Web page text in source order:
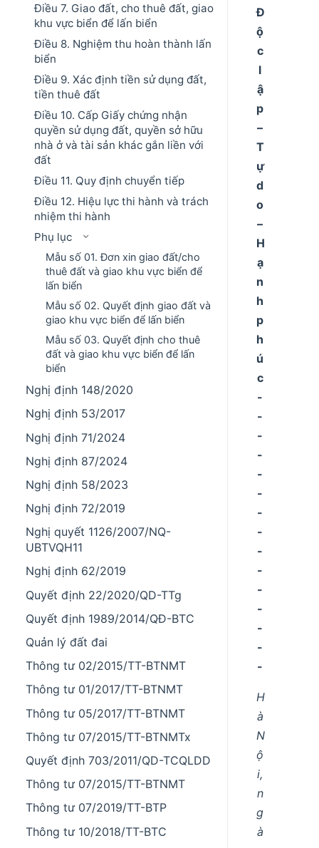
Điều 7. Giao đất, cho thuê đất, giao
khu vực biển để lấn biển
Điều 8. Nghiệm thu hoàn thành lấn
biển
Điều 9. Xác định tiền sử dụng đất,
tiền thuê đất
Điều 10. Cấp Giấy chứng nhận
quyền sử dụng đất, quyền sở hữu
nhà ở và tài sản khác gắn liền với
đất
Điều 11. Quy định chuyển tiếp
Điều 12. Hiệu lực thi hành và trách
nhiệm thi hành
Phụ lục
Mẫu số 01. Đơn xin giao đất/cho
thuê đất và giao khu vực biển để
lấn biển
Mẫu số 02. Quyết định giao đất và
giao khu vực biển để lấn biển
Mẫu số 03. Quyết định cho thuê
đất và giao khu vực biển để lấn
biển
Nghị định 148/2020
Nghị định 53/2017
Nghị định 71/2024
Nghị định 87/2024
Nghị định 58/2023
Nghị định 72/2019
Nghị quyết 1126/2007/NQ-
UBTVQH11
Nghị định 62/2019
Quyết định 22/2020/QD-TTg
Quyết định 1989/2014/QĐ-BTC
Quản lý đất đai
Thông tư 02/2015/TT-BTNMT
Thông tư 01/2017/TT-BTNMT
Thông tư 05/2017/TT-BTNMT
Thông tư 07/2015/TT-BTNMTx
Quyết định 703/2011/QD-TCQLDD
Thông tư 07/2015/TT-BTNMT
Thông tư 07/2019/TT-BTP
Thông tư 10/2018/TT-BTC
Đ
ộ
c
l
ậ
p
–
T
ự
d
o
–
H
ạ
n
h
p
h
ú
c
-
-
-
-
-
-
-
-
-
-
-
-
-
-
-
H
à
N
ộ
i,
n
g
à